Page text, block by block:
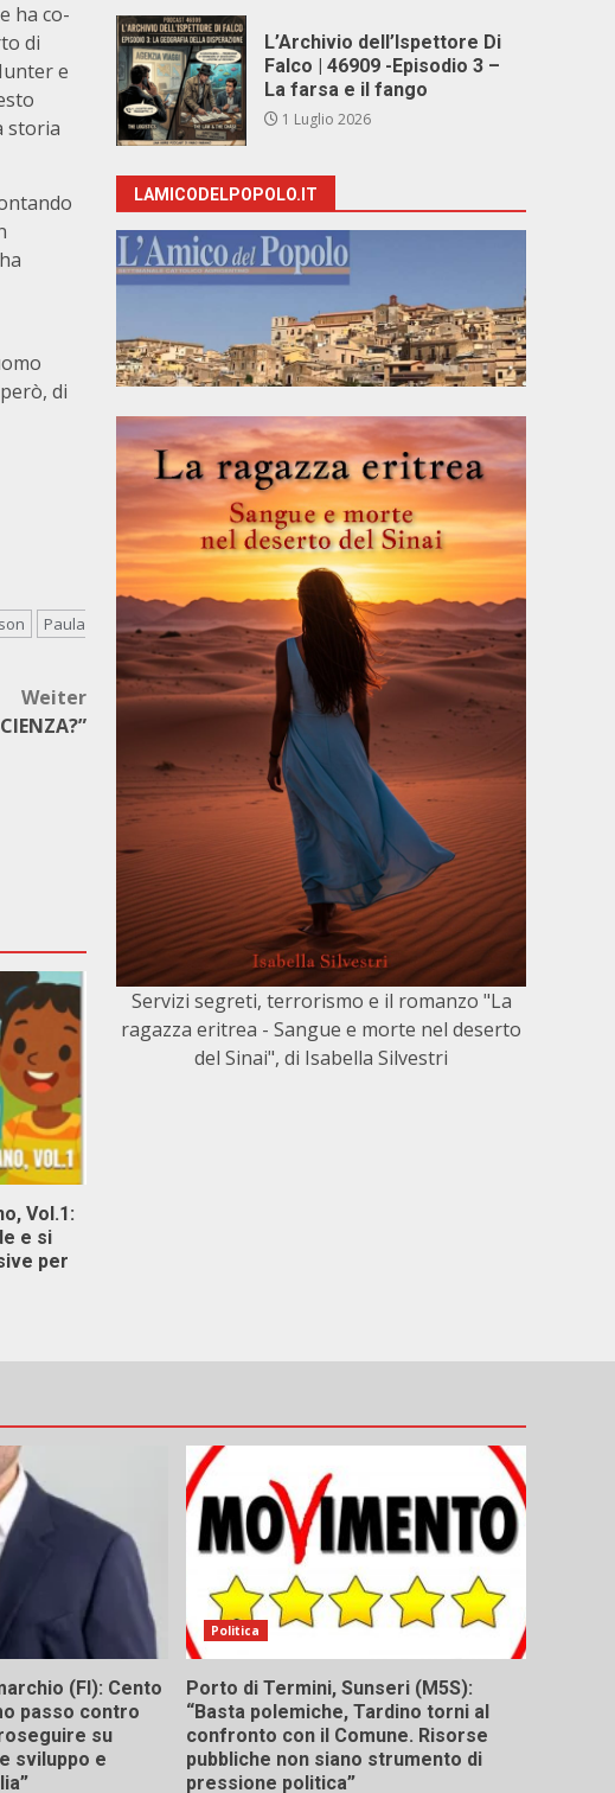
ha co-
di
e
storia
di
Paula
Weiter
Vol.1:
e si
per
L’Archivio dell’Ispettore Di
Falco | 46909 -Episodio 3 –
La farsa e il fango
1 Luglio 2026
LAMICODELPOPOLO.IT
Servizi segreti, terrorismo e il romanzo "La
ragazza eritrea - Sangue e morte nel deserto
del Sinai", di Isabella Silvestri
(FI): Cento
passo contro
su
sviluppo e
Politica
Porto di Termini, Sunseri (M5S):
“Basta polemiche, Tardino torni al
confronto con il Comune. Risorse
pubbliche non siano strumento di
pressione politica”